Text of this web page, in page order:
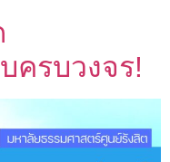
ครบวงจร!